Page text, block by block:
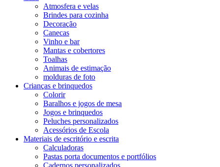
Atmosfera e velas
Brindes para cozinha
Decoração
Canecas
Vinho e bar
Mantas e cobertores
Toalhas
Animais de estimação
molduras de foto
Crianças e brinquedos
Colorir
Baralhos e jogos de mesa
Jogos e brinquedos
Peluches personalizados
Acessórios de Escola
Materiais de escritório e escrita
Calculadoras
Pastas porta documentos e portfólios
Cadernos personalizados